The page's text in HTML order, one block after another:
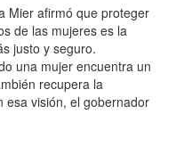
Mier afirmó que proteger
de las mujeres es la
justo y seguro.
una mujer encuentra un
recupera la
esa visión, el gobernador